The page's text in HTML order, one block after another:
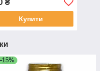
₴
Купити